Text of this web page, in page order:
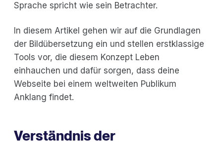
Sprache spricht wie sein Betrachter.
In diesem Artikel gehen wir auf die Grundlagen
der Bildübersetzung ein und stellen erstklassige
Tools vor, die diesem Konzept Leben
einhauchen und dafür sorgen, dass deine
Webseite bei einem weltweiten Publikum
Anklang findet.
Verständnis der